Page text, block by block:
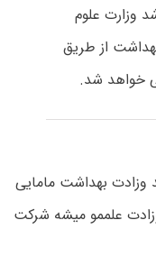
وزارت علوم
از طریق
خواهد شد.
وزادت بهداشت مامایی
علممو میشه شرکت